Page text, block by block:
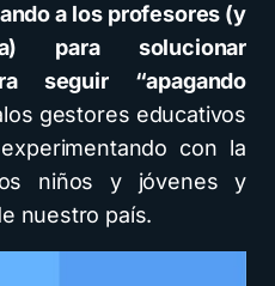
a los profesores (y
para solucionar
seguir “apagando
gestores educativos
con la
niños y jóvenes y
nuestro país.